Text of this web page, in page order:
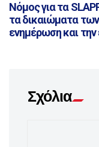
Νόμος για τα
τα δικαιώματα
ενημέρωση και
Σχόλια